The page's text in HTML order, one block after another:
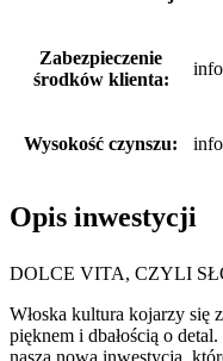
Zabezpieczenie
środków klienta:
Wysokość czynszu:
Opis inwestycji
DOLCE VITA, CZYLI
Włoska kultura kojarzy się
pięknem i dbałością o